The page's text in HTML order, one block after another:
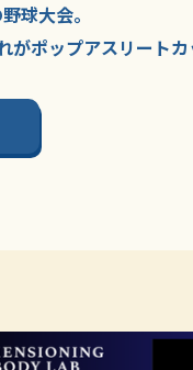
球大会。
がポップアスリート